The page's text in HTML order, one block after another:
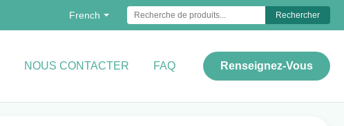
French Rechercher
NOUS CONTACTER FAQ Renseignez-Vous